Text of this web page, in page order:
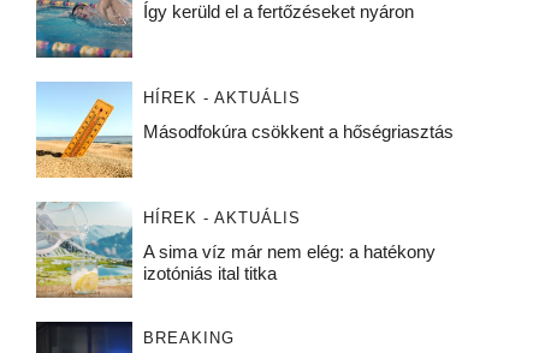
Így kerüld el a fertőzéseket nyáron
HÍREK - AKTUÁLIS
Másodfokúra csökkent a hőségriasztás
HÍREK - AKTUÁLIS
A sima víz már nem elég: a hatékony
izotóniás ital titka
BREAKING